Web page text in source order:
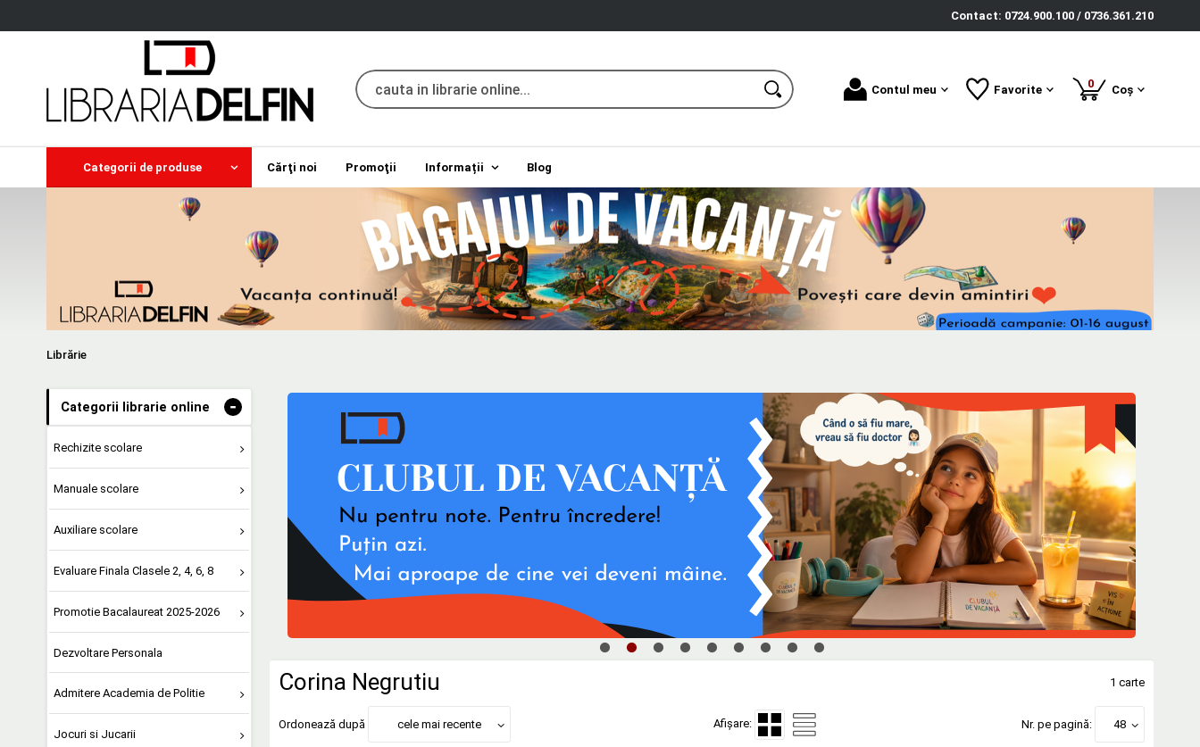
Contact: 0724.900.100 / 0736.361.210
Contul meu Favorite 0produse
Coș
Categorii de produse Cărţi noi Promoţii Informații Blog
Librărie
Categorii librarie online -
Rechizite scolare
Manuale scolare
Auxiliare scolare
Evaluare Finala Clasele 2, 4, 6, 8
Promotie Bacalaureat 2025-2026
Dezvoltare Personala
Admitere Academia de Politie
Jocuri si Jucarii
Corina Negrutiu 1 carte
Ordonează după cele mai recente Afișare: Nr. pe pagină: 48